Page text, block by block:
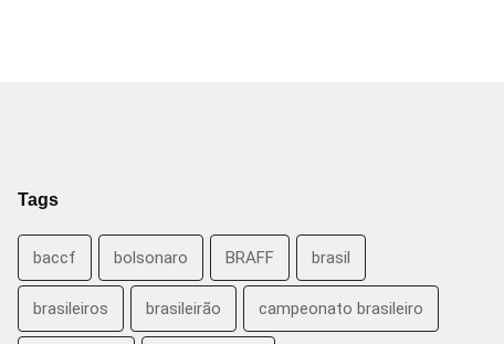
Tags
baccf bolsonaro BRAFF brasil
brasileiros brasileirão campeonato brasileiro